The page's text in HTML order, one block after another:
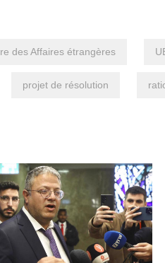
des Affaires étrangères
projet de résolution